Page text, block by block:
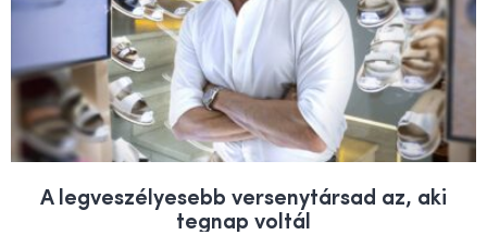
A legveszélyesebb versenytársad az, aki
tegnap voltál